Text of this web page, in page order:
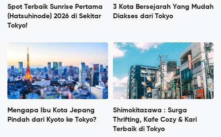
Spot Terbaik Sunrise Pertama
(Hatsuhinode) 2026 di Sekitar
Tokyo!
3 Kota Bersejarah Yang Mudah
Diakses dari Tokyo
Mengapa Ibu Kota Jepang
Pindah dari Kyoto ke Tokyo?
Shimokitazawa : Surga
Thrifting, Kafe Cozy & Kari
Terbaik di Tokyo